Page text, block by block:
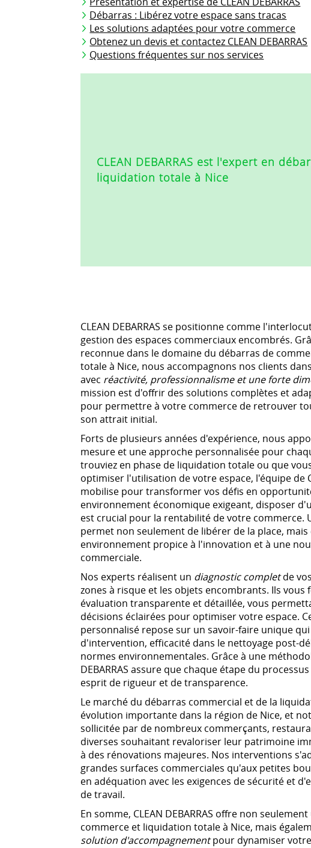
Débarras : Libérez votre espace sans tracas
Les solutions adaptées pour votre commerce
Obtenez un devis et contactez CLEAN DEBARRAS
Questions fréquentes sur nos services
CLEAN DEBARRAS est l'expert en
liquidation totale à Nice
CLEAN DEBARRAS se positionne comme
gestion des espaces commerciaux encombrés.
reconnue dans le domaine du débarras de
totale à Nice, nous accompagnons nos clients
avec réactivité, professionnalisme et une forte
mission est d'offrir des solutions complètes et
pour permettre à votre commerce de retrouver
son attrait initial.
Forts de plusieurs années d'expérience, nous
mesure et une approche personnalisée pour
trouviez en phase de liquidation totale ou que
optimiser l'utilisation de votre espace, l'équipe de
mobilise pour transformer vos défis en
environnement économique exigeant, disposer
est crucial pour la rentabilité de votre commerce.
permet non seulement de libérer de la place,
environnement propice à l'innovation et à une
commerciale.
Nos experts réalisent un diagnostic completde
zones à risque et les objets encombrants. Ils vous
évaluation transparente et détaillée, vous
décisions éclairées pour optimiser votre espace.
personnalisé repose sur un savoir-faire unique
d'intervention, efficacité dans le nettoyage post-
normes environnementales. Grâce à une
DEBARRAS assure que chaque étape du
esprit de rigueur et de transparence.
Le marché du débarras commercial et de la
évolution importante dans la région de Nice, et
sollicitée par de nombreux commerçants,
diverses souhaitant revaloriser leur patrimoine
à des rénovations majeures. Nos interventions
grandes surfaces commerciales qu'aux petites
en adéquation avec les exigences de sécurité et
de travail.
En somme, CLEAN DEBARRAS offre non
commerce et liquidation totale à Nice, mais
solution d'accompagnementpour dynamiser